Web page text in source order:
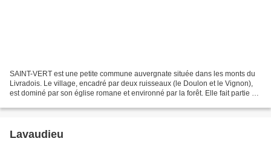
SAINT-VERT est une petite commune auvergnate située dans les monts du
Livradois. Le village, encadré par deux ruisseaux (le Doulon et le Vignon),
est dominé par son église romane et environné par la forêt. Elle fait partie de
Lavaudieu